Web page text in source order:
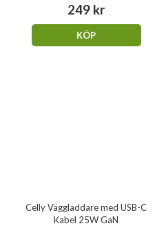
249 kr
KÖP
Celly Väggladdare med USB-C
Kabel 25W GaN